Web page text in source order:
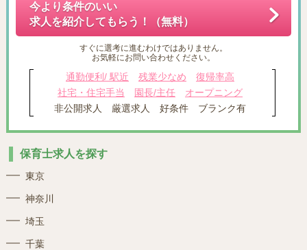
今より条件のいい
求人を紹介してもらう！（無料）
すぐに選考に進むわけではありません。
お気軽にお問い合わせください。
通勤便利/ 駅近 残業少なめ
復帰率高
社宅・住宅手当
園長/主任
オープニング
非公開求人
厳選求人 好条件 ブランク有
保育士求人を探す
東京
神奈川
埼玉
千葉